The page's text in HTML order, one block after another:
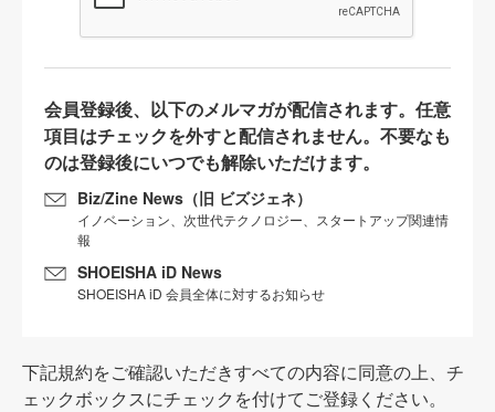
会員登録後、以下のメルマガが配信されます。任意
項目はチェックを外すと配信されません。不要なも
のは登録後にいつでも解除いただけます。
Biz/Zine News（旧 ビズジェネ）
イノベーション、次世代テクノロジー、スタートアップ関連情
報
SHOEISHA iD News
SHOEISHA iD 会員全体に対するお知らせ
下記規約をご確認いただきすべての内容に同意の上、チ
ェックボックスにチェックを付けてご登録ください。